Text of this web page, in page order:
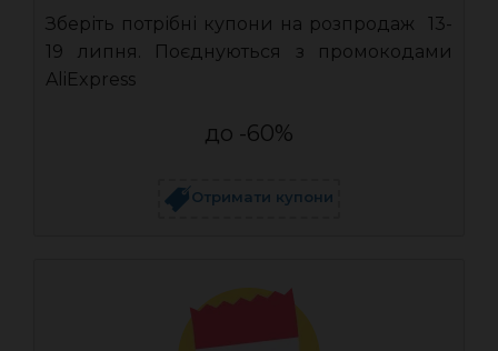
Зберіть потрібні купони на розпродаж 13-
19 липня. Поєднуються з промокодами
AliExpress
до -60%
Отримати купони